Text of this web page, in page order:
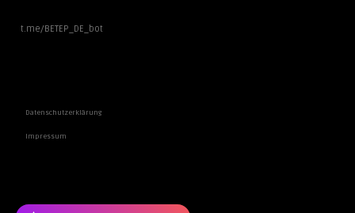
t.me/BETEP_DE_bot
Datenschutzerklärung
Impressum